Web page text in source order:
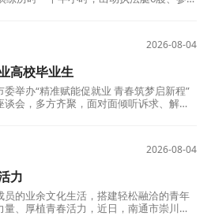
2026-08-04
高校毕业生
举办“精准赋能促就业 青春筑梦启新程”
会，多方齐聚，面对面倾听诉求、解读
2026-08-04
力
的业余文化生活，搭建轻松融洽的青年
、厚植青春活力，近日，南通市崇川区